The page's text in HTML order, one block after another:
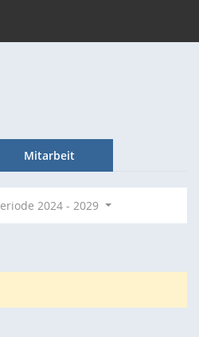
Mitarbeit
2024 - 2029